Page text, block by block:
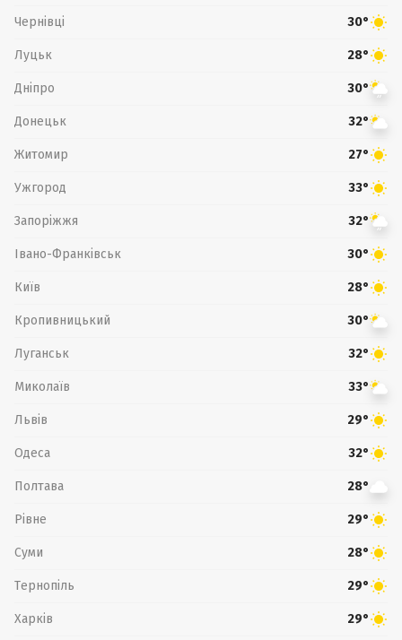
Чернівці 30°
Луцьк 28°
Дніпро 30°
Донецьк 32°
Житомир 27°
Ужгород 33°
Запоріжжя 32°
Івано-Франківськ 30°
Київ 28°
Кропивницький 30°
Луганськ 32°
Миколаїв 33°
Львів 29°
Одеса 32°
Полтава 28°
Рівне 29°
Суми 28°
Тернопіль 29°
Харків 29°